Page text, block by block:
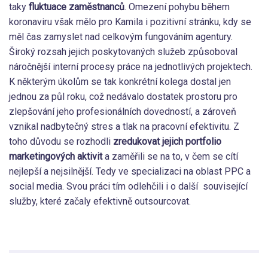
taky fluktuace zaměstnanců. Omezení pohybu během
koronaviru však mělo pro Kamila i pozitivní stránku, kdy se
měl čas zamyslet nad celkovým fungováním agentury.
Široký rozsah jejich poskytovaných služeb způsoboval
náročnější interní procesy práce na jednotlivých projektech.
K některým úkolům se tak konkrétní kolega dostal jen
jednou za půl roku, což nedávalo dostatek prostoru pro
zlepšování jeho profesionálních dovedností, a zároveň
vznikal nadbytečný stres a tlak na pracovní efektivitu. Z
toho důvodu se rozhodli zredukovat jejich portfolio
marketingových aktivita zaměřili se na to, v čem se cítí
nejlepší a nejsilnější. Tedy ve specializaci na oblast PPC a
social media. Svou práci tím odlehčili i o další související
služby, které začaly efektivně outsourcovat.